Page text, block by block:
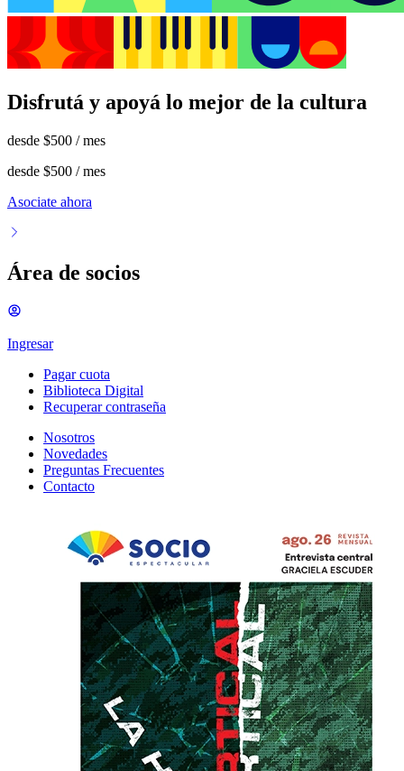
Disfrutá y apoyá lo mejor de la cultura
desde $500 / mes
desde $500 / mes
Asociate ahora
Área de socios
Ingresar
Pagar cuota
Biblioteca Digital
Recuperar contraseña
Nosotros
Novedades
Preguntas Frecuentes
Contacto